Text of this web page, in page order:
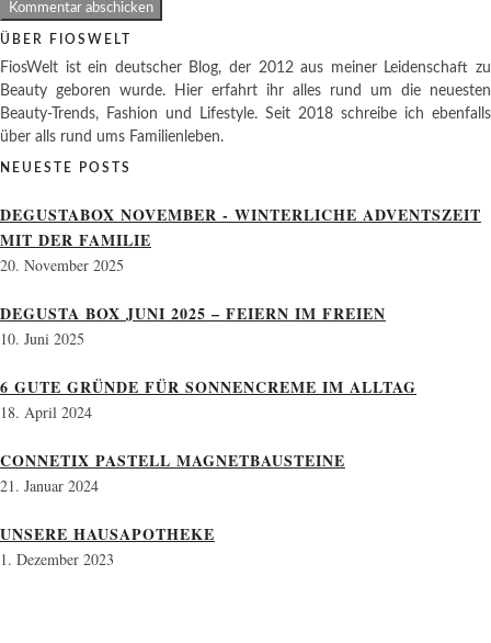
ÜBER FIOSWELT
FiosWelt ist ein deutscher Blog, der 2012 aus meiner Leidenschaft zu
Beauty geboren wurde. Hier erfahrt ihr alles rund um die neuesten
Beauty-Trends, Fashion und Lifestyle. Seit 2018 schreibe ich ebenfalls
über alls rund ums Familienleben.
NEUESTE POSTS
DEGUSTABOX NOVEMBER - WINTERLICHE ADVENTSZEIT
MIT DER FAMILIE
20. November 2025
DEGUSTA BOX JUNI 2025 – FEIERN IM FREIEN
10. Juni 2025
6 GUTE GRÜNDE FÜR SONNENCREME IM ALLTAG
18. April 2024
CONNETIX PASTELL MAGNETBAUSTEINE
21. Januar 2024
UNSERE HAUSAPOTHEKE
1. Dezember 2023